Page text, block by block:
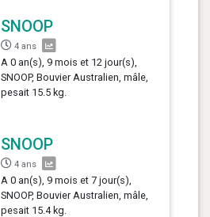
SNOOP
4 ans
A 0 an(s), 9 mois et 12 jour(s),
SNOOP, Bouvier Australien, mâle,
pesait 15.5 kg.
SNOOP
4 ans
A 0 an(s), 9 mois et 7 jour(s),
SNOOP, Bouvier Australien, mâle,
pesait 15.4 kg.